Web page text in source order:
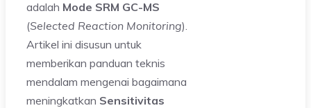
adalah Mode SRM GC-MS
(Selected Reaction Monitoring).
Artikel ini disusun untuk
memberikan panduan teknis
mendalam mengenai bagaimana
meningkatkan Sensitivitas